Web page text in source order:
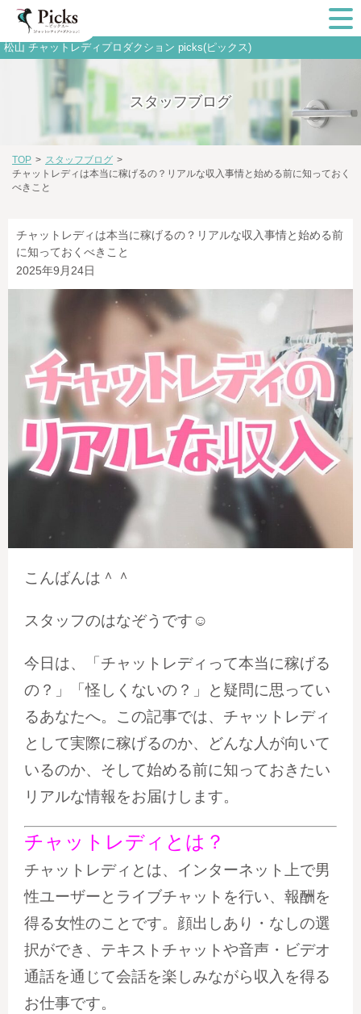
松山 チャットレディプロダクション picks(ピックス)
スタッフブログ
TOP > スタッフブログ >
チャットレディは本当に稼げるの？リアルな収入事情と始める前に知っておく
べきこと
チャットレディは本当に稼げるの？リアルな収入事情と始める前
に知っておくべきこと
2025年9月24日
こんばんは＾＾
スタッフのはなぞうです☺
今日は、「チャットレディって本当に稼げる
の？」「怪しくないの？」と疑問に思ってい
るあなたへ。この記事では、チャットレディ
として実際に稼げるのか、どんな人が向いて
いるのか、そして始める前に知っておきたい
リアルな情報をお届けします。
チャットレディとは？
チャットレディとは、インターネット上で男
性ユーザーとライブチャットを行い、報酬を
得る女性のことです。顔出しあり・なしの選
択ができ、テキストチャットや音声・ビデオ
通話を通じて会話を楽しみながら収入を得る
お仕事です。